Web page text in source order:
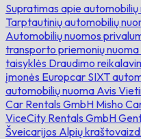
Supratimas apie
Tarptautinių automobilių
Automobilių nuomos
transporto priemonių
taisyklės Draudimo
įmonės Europcar SIXT
automobilių nuoma Avis
Car Rentals GmbH Misho
ViceCity Rentals GmbH
Šveicarijos Alpių